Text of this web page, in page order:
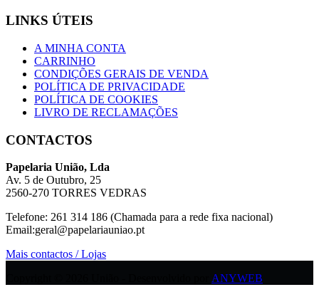
LINKS ÚTEIS
A MINHA CONTA
CARRINHO
CONDIÇÕES GERAIS DE VENDA
POLÍTICA DE PRIVACIDADE
POLÍTICA DE COOKIES
LIVRO DE RECLAMAÇÕES
CONTACTOS
Papelaria União, Lda
Av. 5 de Outubro, 25
2560-270 TORRES VEDRAS
Telefone: 261 314 186 (Chamada para a rede fixa nacional)
Email:geral@papelariauniao.pt
Mais contactos / Lojas
ANYWEB